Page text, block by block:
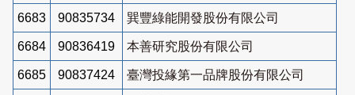
6683 90835734 巽豐綠能開發股份有限公司
6684 90836419 本善研究股份有限公司
6685 90837424 臺灣投緣第一品牌股份有限公司